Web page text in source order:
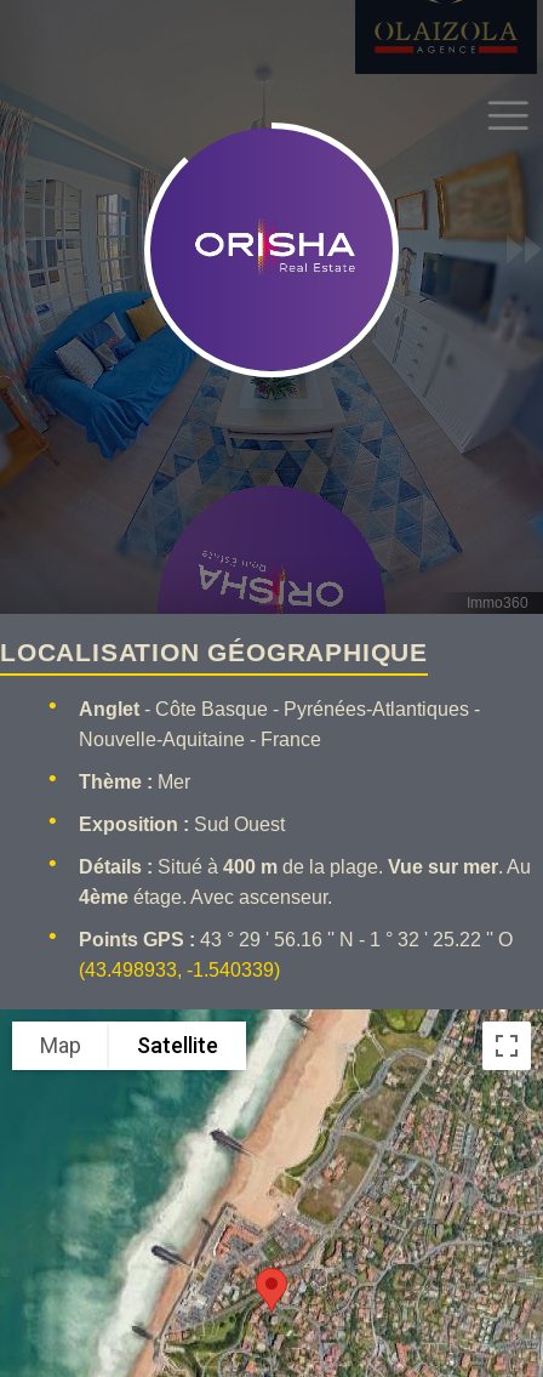
LOCALISATION GÉOGRAPHIQUE
Anglet - Côte Basque - Pyrénées-Atlantiques -
Nouvelle-Aquitaine - France
Thème : Mer
Exposition : Sud Ouest
Détails : Situé à 400 m de la plage. Vue sur mer. Au
4ème étage. Avec ascenseur.
Points GPS : 43 ° 29 ' 56.16 '' N - 1 ° 32 ' 25.22 '' O
(43.498933, -1.540339)
Map Satellite